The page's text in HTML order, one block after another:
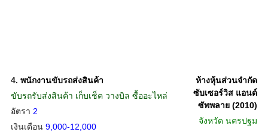
4. พนักงานขับรถส่งสินค้า
ขับรถรับส่งสินค้า เก็บเช็ค วางบิล ซื้ออะไหล่
อัตรา 2
เงินเดือน 9,000-12,000
ห้างหุ้นส่วนจำกัด
ซับเซอร์วิส แอนด์
ซัพพลาย (2010)
จังหวัด นครปฐม